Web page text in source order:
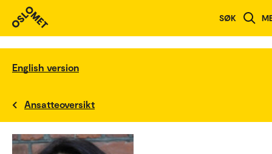
SØK
English version
Ansatteoversikt